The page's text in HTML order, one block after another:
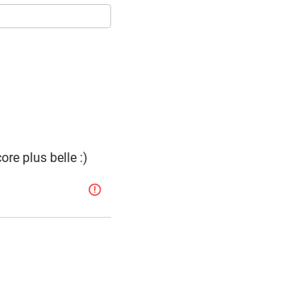
plus belle :)